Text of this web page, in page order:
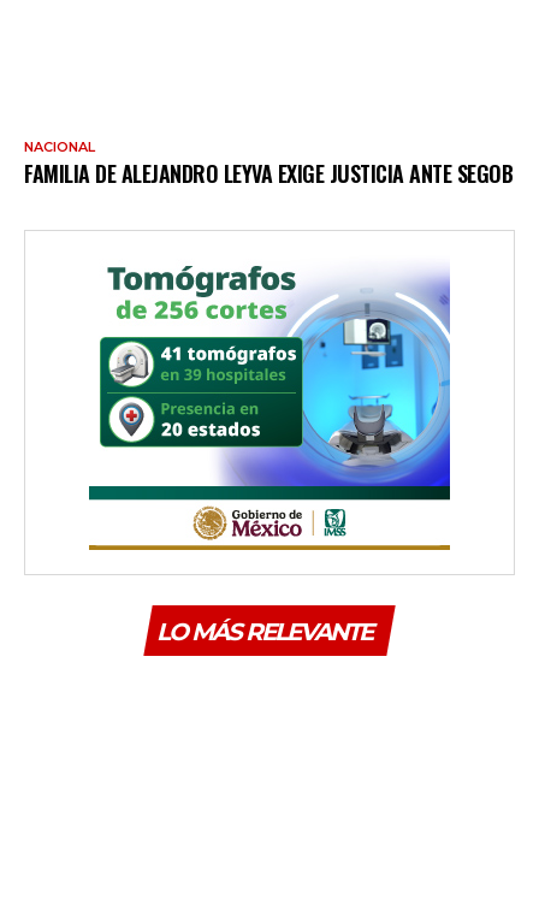
NACIONAL
FAMILIA DE ALEJANDRO LEYVA EXIGE JUSTICIA ANTE SEGOB
LO MÁS RELEVANTE